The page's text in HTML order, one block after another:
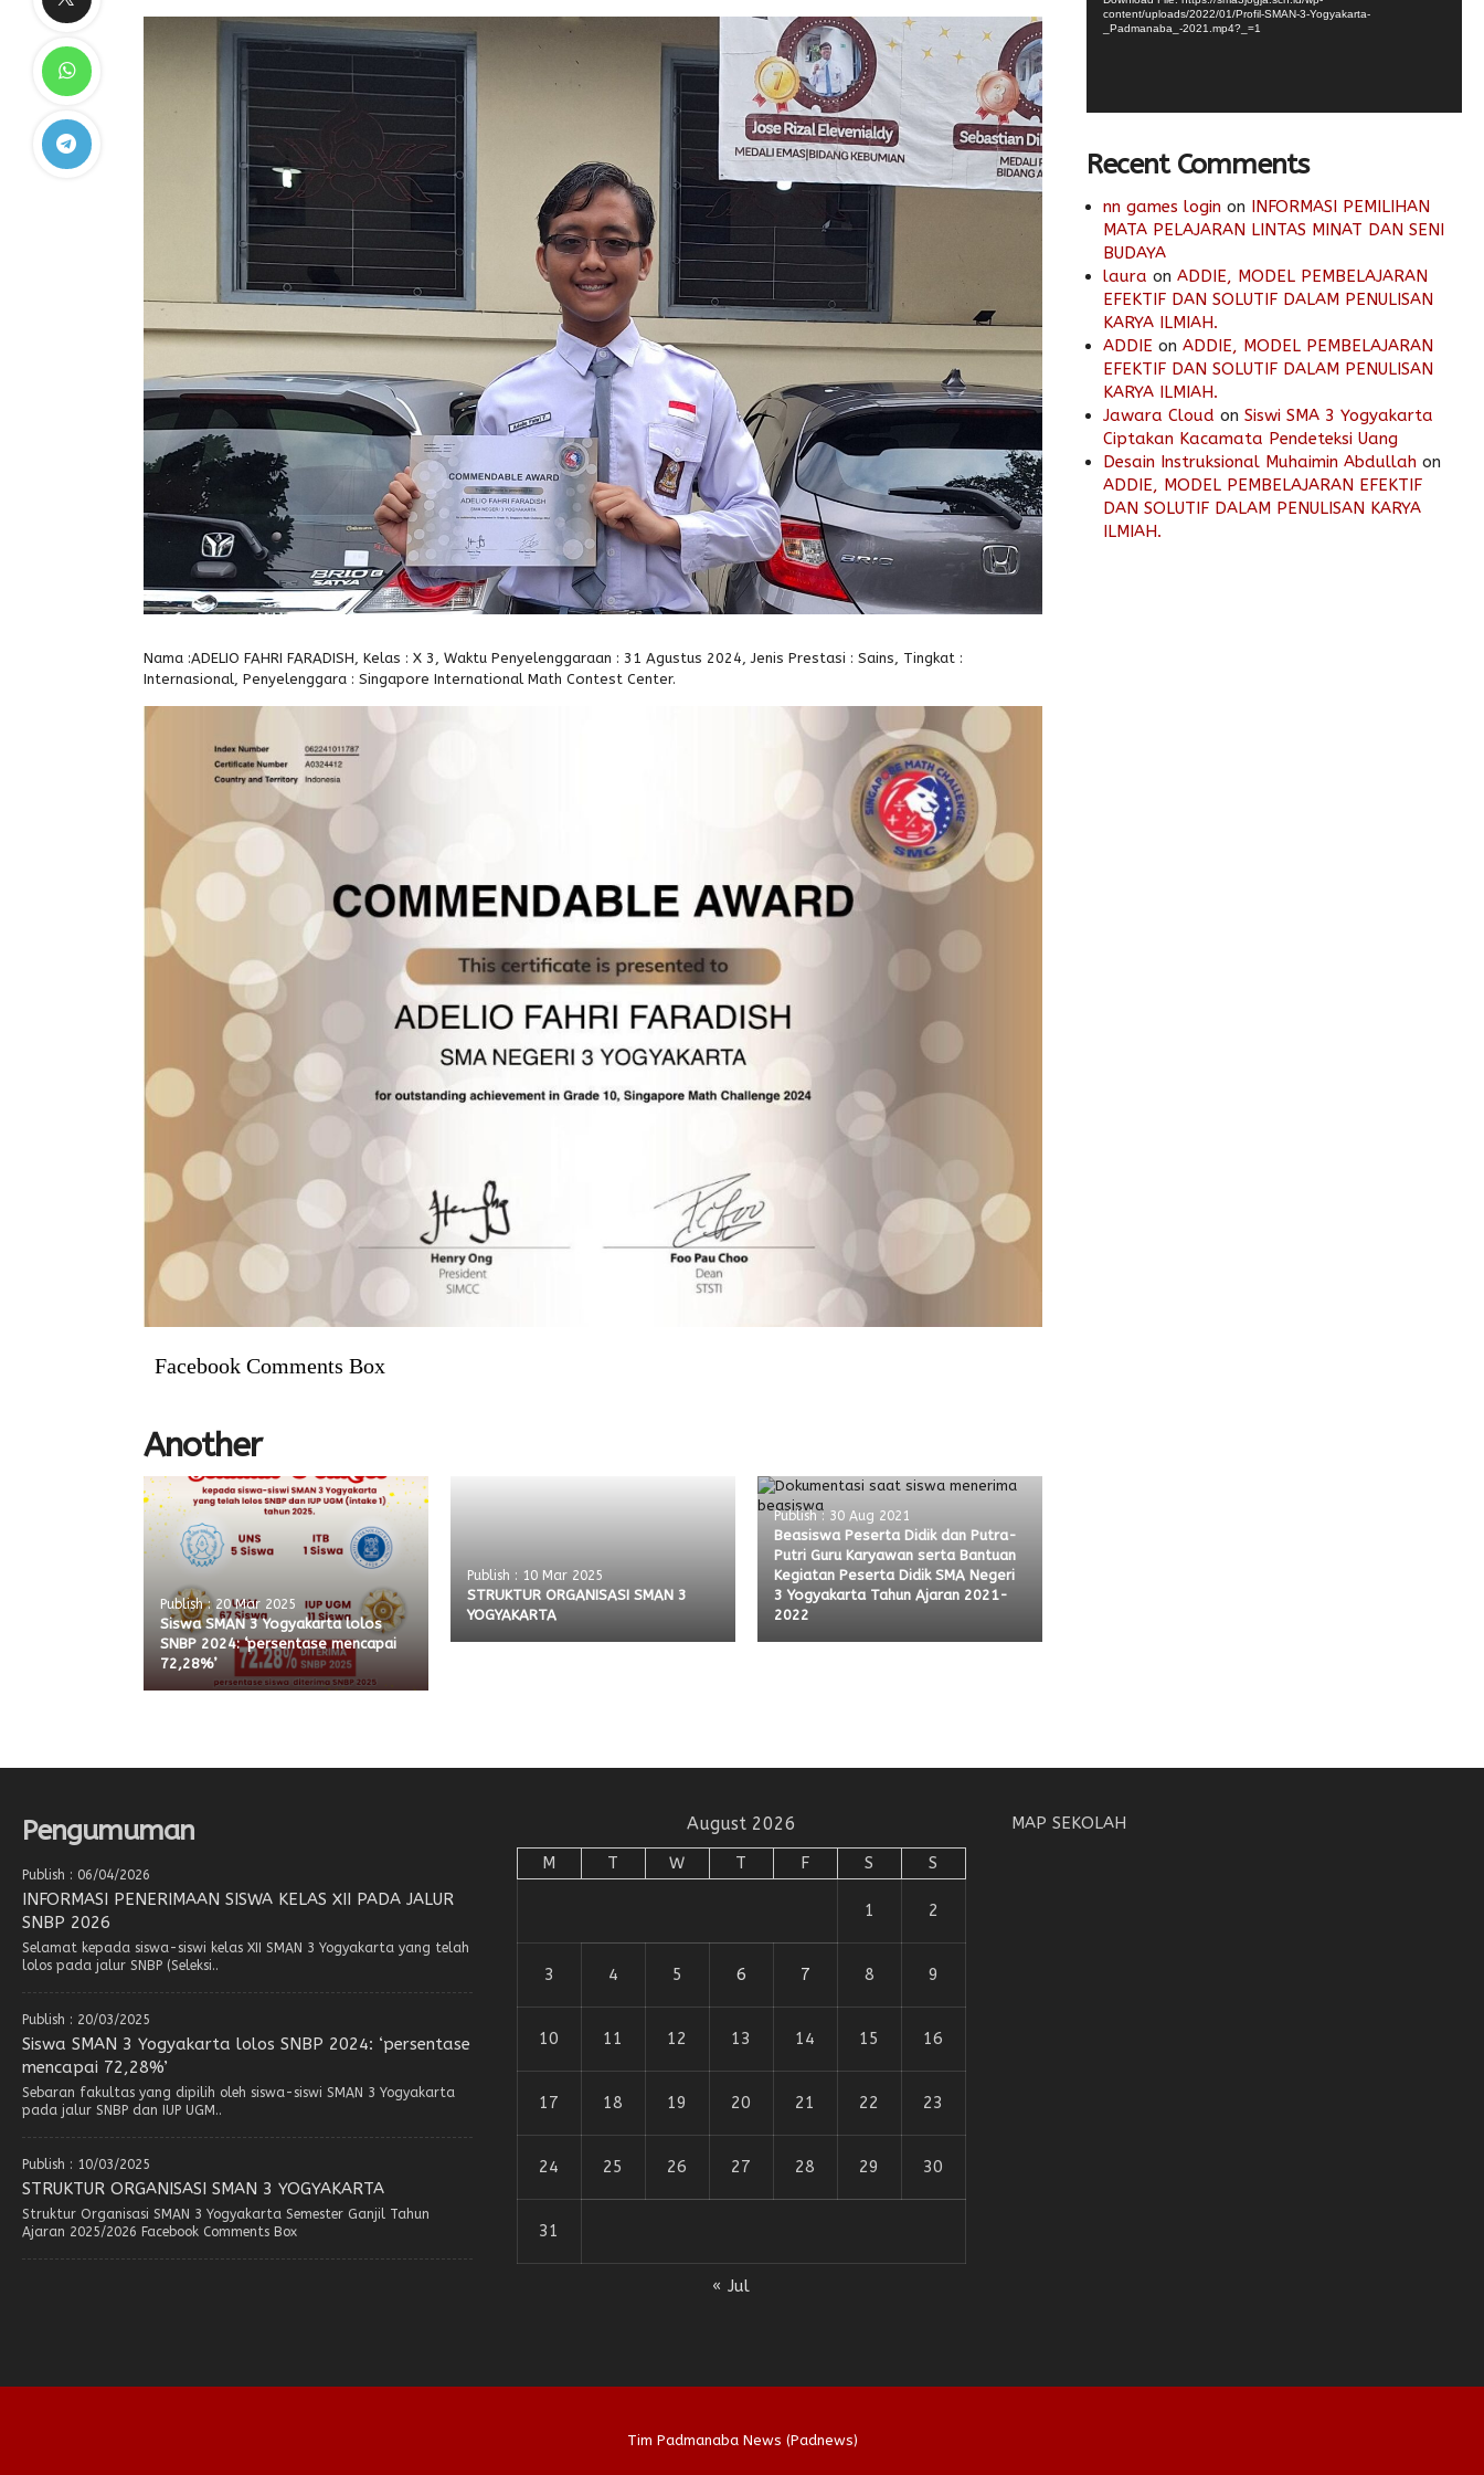
Nama :ADELIO FAHRI FARADISH, Kelas : X 3, Waktu Penyelenggaraan : 31 Agustus 2024, Jenis Prestasi : Sains, Tingkat :
Internasional, Penyelenggara : Singapore International Math Contest Center.
Facebook Comments Box
Another
Publish : 20 Mar 2025
Siswa SMAN 3 Yogyakarta lolos
SNBP 2024: ‘persentase mencapai
72,28%’
Publish : 10 Mar 2025
STRUKTUR ORGANISASI SMAN 3
YOGYAKARTA
Publish : 30 Aug 2021
Beasiswa Peserta Didik dan Putra-
Putri Guru Karyawan serta Bantuan
Kegiatan Peserta Didik SMA Negeri
3 Yogyakarta Tahun Ajaran 2021-
2022
content/uploads/2022/01/Profil-SMAN-3-Yogyakarta-
_Padmanaba_-2021.mp4?_=1
Recent Comments
nn games login on INFORMASI PEMILIHAN
MATA PELAJARAN LINTAS MINAT DAN SENI
BUDAYA
laura on ADDIE, MODEL PEMBELAJARAN
EFEKTIF DAN SOLUTIF DALAM PENULISAN
KARYA ILMIAH.
ADDIE on ADDIE, MODEL PEMBELAJARAN
EFEKTIF DAN SOLUTIF DALAM PENULISAN
KARYA ILMIAH.
Jawara Cloud on Siswi SMA 3 Yogyakarta
Ciptakan Kacamata Pendeteksi Uang
Desain Instruksional Muhaimin Abdullah on
ADDIE, MODEL PEMBELAJARAN EFEKTIF
DAN SOLUTIF DALAM PENULISAN KARYA
ILMIAH.
Pengumuman
Publish : 06/04/2026
INFORMASI PENERIMAAN SISWA KELAS XII PADA JALUR
SNBP 2026
Selamat kepada siswa-siswi kelas XII SMAN 3 Yogyakarta yang telah
lolos pada jalur SNBP (Seleksi..
Publish : 20/03/2025
Siswa SMAN 3 Yogyakarta lolos SNBP 2024: ‘persentase
mencapai 72,28%’
Sebaran fakultas yang dipilih oleh siswa-siswi SMAN 3 Yogyakarta
pada jalur SNBP dan IUP UGM..
Publish : 10/03/2025
STRUKTUR ORGANISASI SMAN 3 YOGYAKARTA
Struktur Organisasi SMAN 3 Yogyakarta Semester Ganjil Tahun
Ajaran 2025/2026 Facebook Comments Box
August 2026
M T W T F S S
1 2
3 4 5 6 7 8 9
10 11 12 13 14 15 16
17 18 19 20 21 22 23
24 25 26 27 28 29 30
31
« Jul
MAP SEKOLAH
Tim Padmanaba News (Padnews)